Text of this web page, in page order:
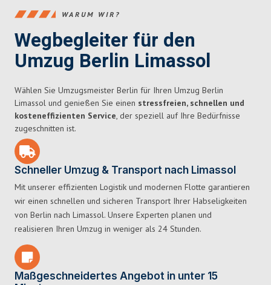
WARUM WIR?
Wegbegleiter für den
Umzug Berlin Limassol
Wählen Sie Umzugsmeister Berlin für Ihren Umzug Berlin
Limassol und genießen Sie einen stressfreien, schnellen und
kosteneffizienten Service, der speziell auf Ihre Bedürfnisse
zugeschnitten ist.
Schneller Umzug & Transport nach Limassol
Mit unserer effizienten Logistik und modernen Flotte garantieren
wir einen schnellen und sicheren Transport Ihrer Habseligkeiten
von Berlin nach Limassol. Unsere Experten planen und
realisieren Ihren Umzug in weniger als 24 Stunden.
Maßgeschneidertes Angebot in unter 15